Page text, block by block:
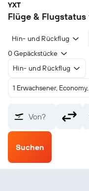
YXT
Flüge &
Hin- und Rückflug
0 Gepäckstücke
Hin- und Rückflug
1 Erwachsener,
Von?
Suchen